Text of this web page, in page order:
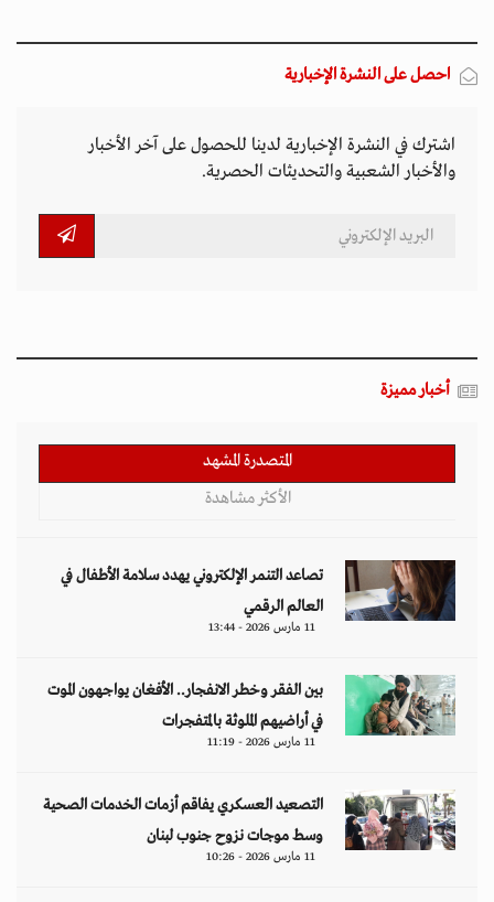
احصل على النشرة الإخبارية
اشترك في النشرة الإخبارية لدينا للحصول على آخر الأخبار
والأخبار الشعبية والتحديثات الحصرية.
أخبار مميزة
المتصدرة المشهد
الأكثر مشاهدة
تصاعد التنمر الإلكتروني يهدد سلامة الأطفال في
العالم الرقمي
11 مارس 2026 - 13:44
بين الفقر وخطر الانفجار.. الأفغان يواجهون الموت
في أراضيهم الملوثة بالمتفجرات
11 مارس 2026 - 11:19
التصعيد العسكري يفاقم أزمات الخدمات الصحية
وسط موجات نزوح جنوب لبنان
11 مارس 2026 - 10:26